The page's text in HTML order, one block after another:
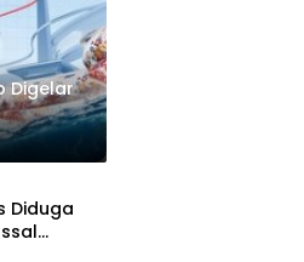
Digelar
Diduga